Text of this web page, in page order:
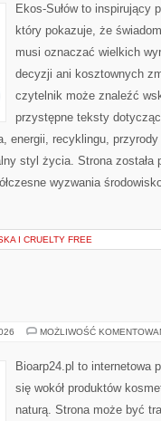
Ekos-Sułów to inspirujący
który pokazuje, że
musi oznaczać wielkich
decyzji ani kosztownych
czytelnik może znaleźć
przystępne teksty
energii, recyklingu,
styl życia. Strona została
wyzwania
I CRUELTY FREE
MOŻLIWOŚĆ
Bioarp24.pl to internetowa
się wokół produktów
naturą. Strona może być